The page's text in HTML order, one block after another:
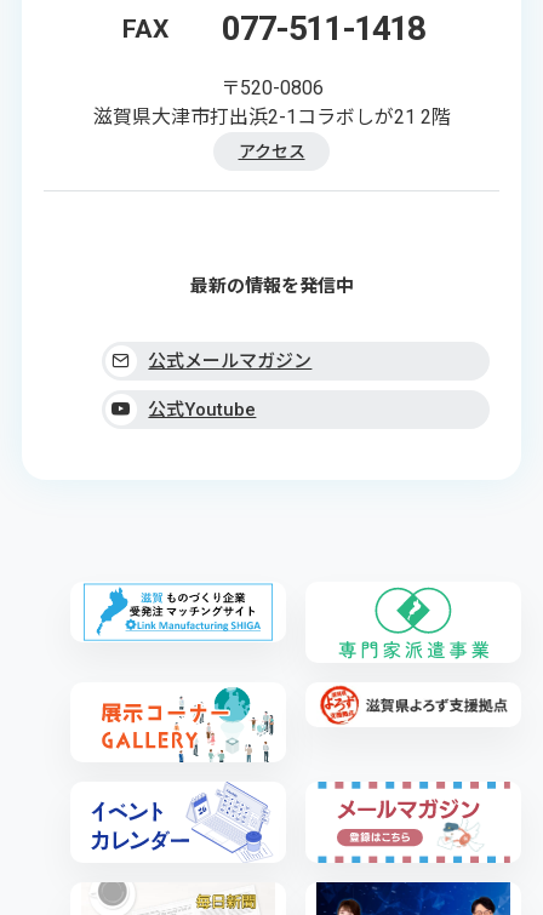
FAX 077-511-1418
〒520-0806
滋賀県大津市打出浜2-1コラボしが21 2階
アクセス
最新の情報を発信中
公式メールマガジン
公式Youtube